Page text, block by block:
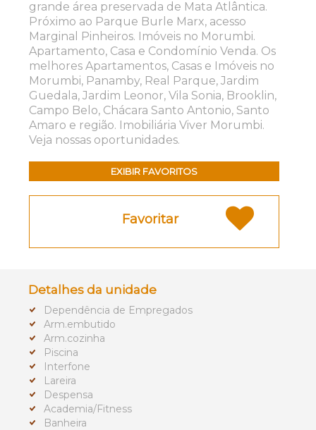
grande área preservada de Mata Atlântica.
Próximo ao Parque Burle Marx, acesso
Marginal Pinheiros. Imóveis no Morumbi.
Apartamento, Casa e Condomínio Venda. Os
melhores Apartamentos, Casas e Imóveis no
Morumbi, Panamby, Real Parque, Jardim
Guedala, Jardim Leonor, Vila Sonia, Brooklin,
Campo Belo, Chácara Santo Antonio, Santo
Amaro e região. Imobiliária Viver Morumbi.
Veja nossas oportunidades.
EXIBIR FAVORITOS
Favoritar
Detalhes da unidade
Dependência de Empregados
Arm.embutido
Arm.cozinha
Piscina
Interfone
Lareira
Despensa
Academia/Fitness
Banheira